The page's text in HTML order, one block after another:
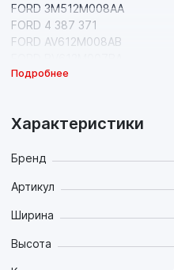
FORD 3M512M008AA
FORD 4 387 371
FORD AV612M008AB
FORD MEAV6J2M008CA
FORD 1 683 374
FORD 2 039 739
FORD 4 387 374
FORD AV612M008BA
FORD BV612M007CB
FORD CV6Z2200A
Подробнее
Характеристики
Бренд
Артикул
Ширина
Высота